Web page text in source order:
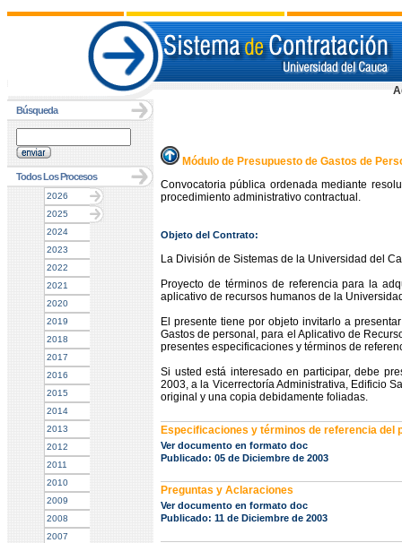
Búsqueda
Todos Los Procesos
2026
2025
2024
2023
2022
2021
2020
2019
2018
2017
2016
2015
2014
2013
2012
2011
2010
2009
2008
2007
Módulo de Presupuesto de Gastos de
Convocatoria pública ordenada mediante
procedimiento administrativo contractual.
Objeto del Contrato:
La División de Sistemas de la Universidad del
Proyecto de términos de referencia para la
aplicativo de recursos humanos de la
El presente tiene por objeto invitarlo a
Gastos de personal, para el Aplicativo de
presentes especificaciones y términos de
Si usted está interesado en participar, debe
2003, a la Vicerrectoría Administrativa, Edificio
original y una copia debidamente foliadas.
Especificaciones y términos de referencia del
Ver documento en formato doc
Publicado: 05 de Diciembre de 2003
Preguntas y Aclaraciones
Ver documento en formato doc
Publicado: 11 de Diciembre de 2003